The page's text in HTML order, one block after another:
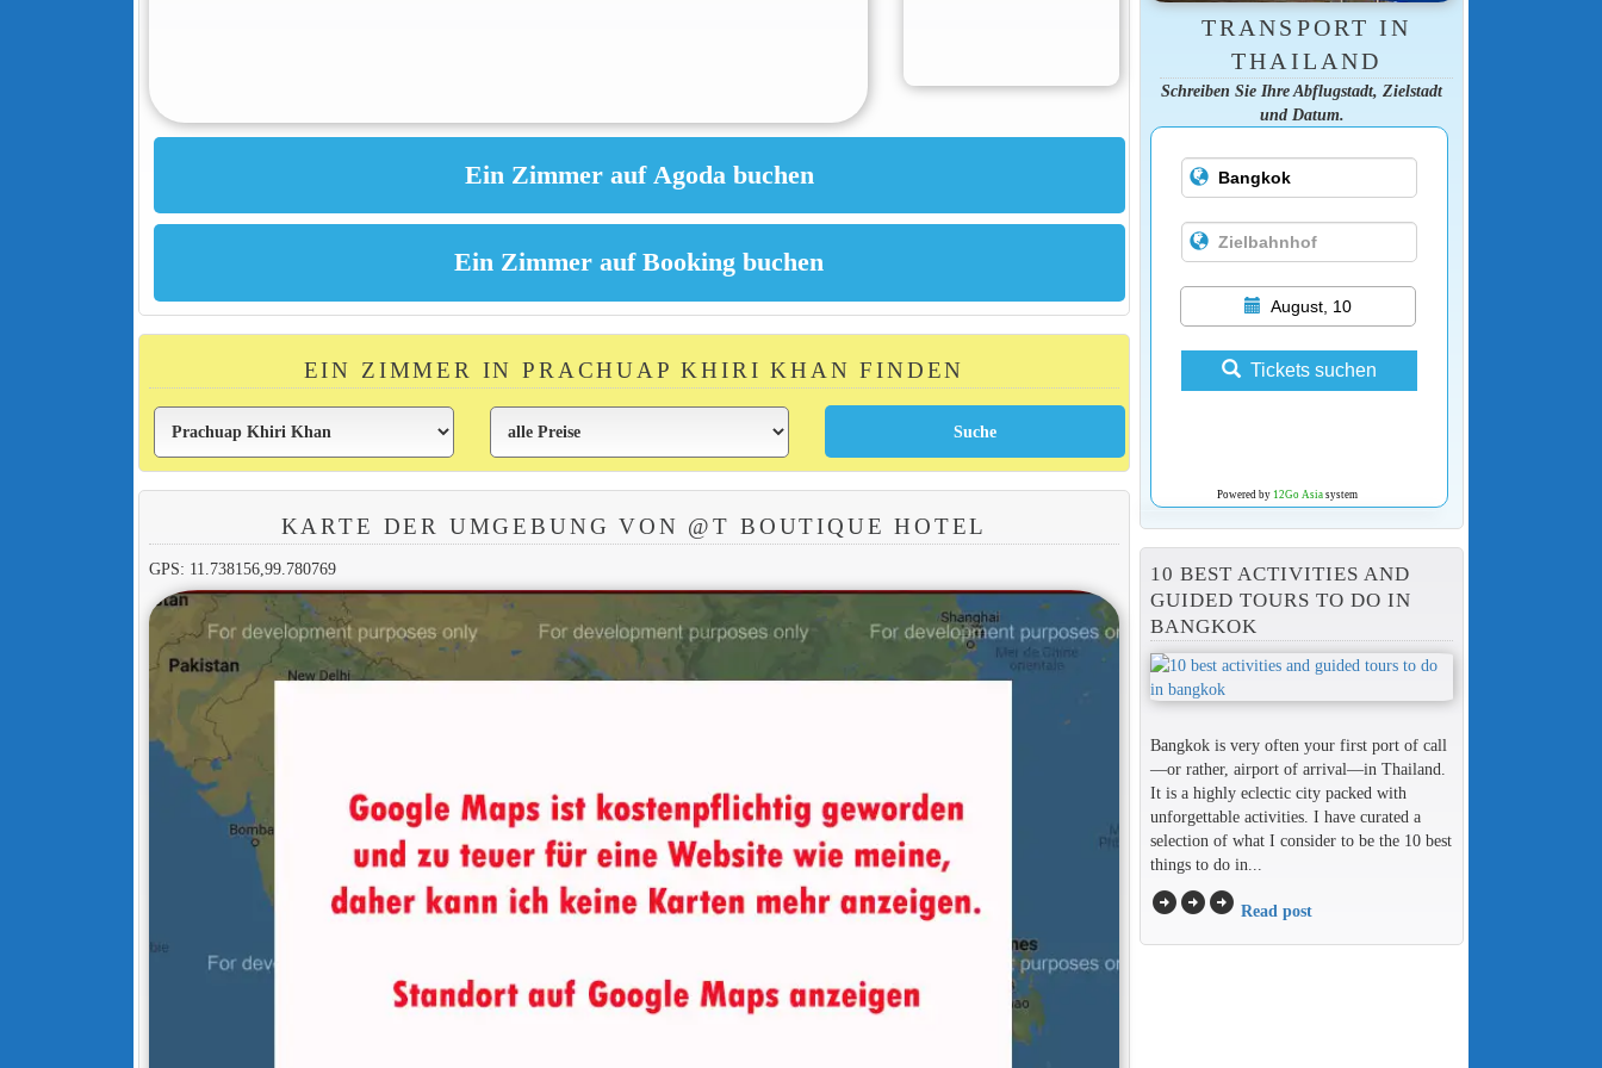
EIN ZIMMER IN PRACHUAP KHIRI KHAN FINDEN
KARTE DER UMGEBUNG VON @T BOUTIQUE HOTEL
GPS: 11.738156,99.780769
TRANSPORT IN
THAILAND
Schreiben Sie Ihre Abflugstadt, Zielstadt
und Datum.
August, 10
Tickets suchen
Powered by 12Go Asiasystem
10 BEST ACTIVITIES AND
GUIDED TOURS TO DO IN
BANGKOK
Bangkok is very often your first port of call
—or rather, airport of arrival—in Thailand.
It is a highly eclectic city packed with
unforgettable activities. I have curated a
selection of what I consider to be the 10 best
things to do in...
arrow_circle_rightarrow_circle_rightarrow_circle_right Read post